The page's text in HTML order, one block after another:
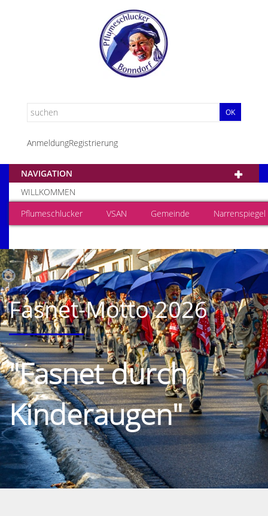
OK
AnmeldungRegistrierung
NAVIGATION
WILLKOMMEN
Pflumeschlucker
VSAN Gemeinde Narrenspiegel
Fasnet-Motto 2026
"Fasnet durch
Kinderaugen"